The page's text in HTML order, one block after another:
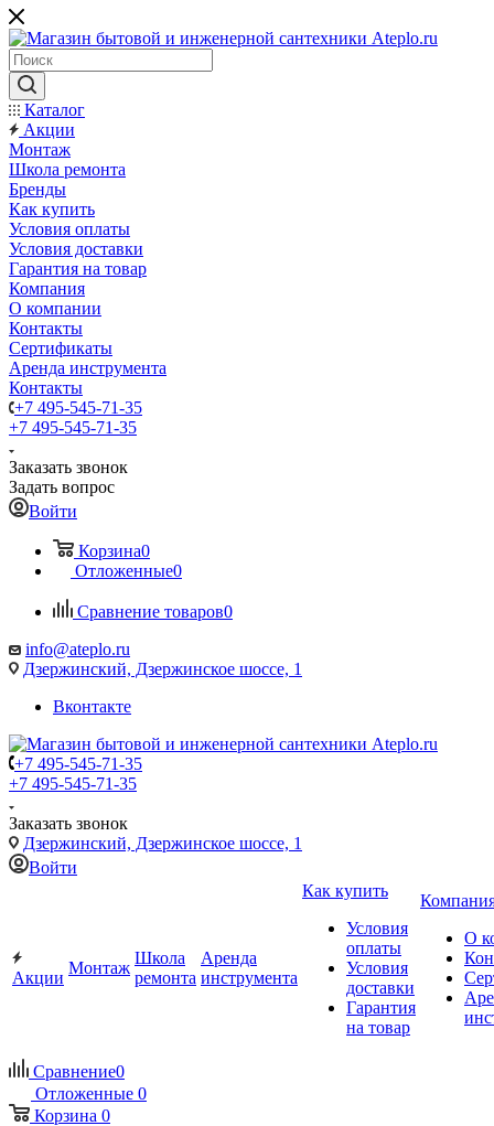
Каталог
Акции
Монтаж
Школа ремонта
Бренды
Как купить
Условия оплаты
Условия доставки
Гарантия на товар
Компания
О компании
Контакты
Сертификаты
Аренда инструмента
Контакты
+7 495-545-71-35
+7 495-545-71-35
Заказать звонок
Задать вопрос
Войти
Корзина0
Отложенные0
Сравнение товаров0
info@ateplo.ru
Дзержинский, Дзержинское шоссе, 1
Вконтакте
+7 495-545-71-35
+7 495-545-71-35
Заказать звонок
Дзержинский, Дзержинское шоссе, 1
Войти
Акции
Монтаж
Школа
ремонта
Аренда
инструмента
Как купить
Условия
оплаты
Условия
доставки
Гарантия
на товар
О
Сравнение0
Отложенные 0
Корзина 0